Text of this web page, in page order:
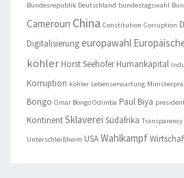
Bundesrepublik Deutschland bundestagswahl
Cameroun China Constitution Corruption
Digitalisierungeuropawahl
köhler Horst Seehofer Humankapital
Korruption köhler Lebenserwartung
Bongo Omar Bongo Odimba Paul Biya
KontinentSklaverei Südafrika
Unterschleißheim USAWahlkampf